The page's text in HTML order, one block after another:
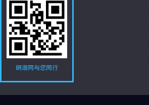
明湖网与您同行